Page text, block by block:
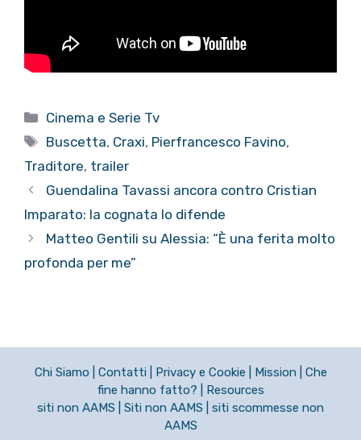
Categorie
Cinema e Serie Tv
Tag
Buscetta, Craxi, Pierfrancesco Favino,
Traditore, trailer
Guendalina Tavassi ancora contro Cristian
Imparato: la cognata lo difende
Matteo Gentili su Alessia: “È una ferita molto
profonda per me”
Chi Siamo Contatti Privacy e Cookie Mission
Che
fine hanno fatto?
Resources
siti non AAMS
Siti non AAMS
siti scommesse non
AAMS